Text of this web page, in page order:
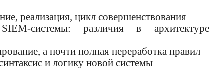
реализация, цикл совершенствования
системы: различия в
а почти полная переработка правил
и логику новой системы